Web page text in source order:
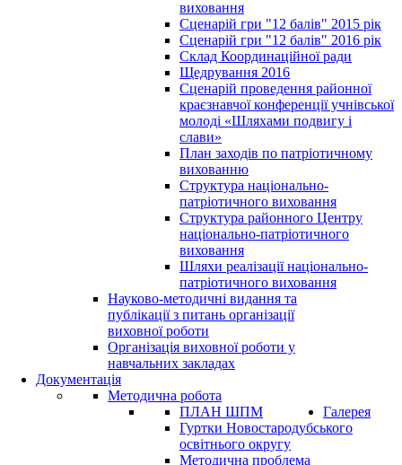
виховання
Сценарій гри "12 балів" 2015 рік
Сценарій гри "12 балів" 2016 рік
Склад Координаційної ради
Щедрування 2016
Сценарій проведення районної
краєзнавчої конференції учнівської
молоді «Шляхами подвигу і
слави»
План заходів по патріотичному
вихованню
Структура національно-
патріотичного виховання
Структура районного Центру
національно-патріотичного
виховання
Шляхи реалізації національно-
патріотичного виховання
Науково-методичні видання та
публікації з питань організації
виховної роботи
Організація виховної роботи у
навчальних закладах
Документація
Методична робота
ПЛАН ШПМ
Гуртки Новостародубського
освітнього округу
Методична проблема
Галерея